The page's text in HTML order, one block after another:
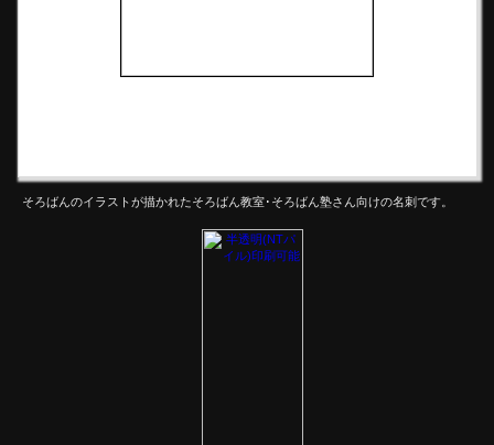
そろばんのイラストが描かれたそろばん教室･そろばん塾さん向けの名刺です。